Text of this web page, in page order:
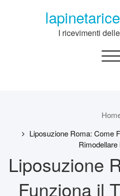
I ricevimenti
Liposuzione Roma: Come
Rimodellare
Liposuzione
Funziona il